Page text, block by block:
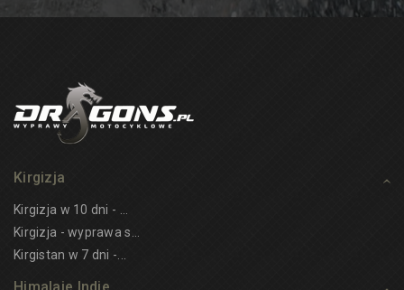
Kirgizja
Kirgizja w 10 dni - ...
Kirgizja - wyprawa s...
Kirgistan w 7 dni -...